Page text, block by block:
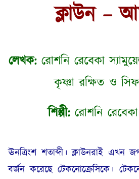
ক্লাউন –
লেখক: রোশনি রেবেকা
কৃষ্ণা রক্ষিত ও
শিল্পী: রোশনি
ঊনত্রিংশ শতাব্দী। ক্লাউনরাই এখন
বর্জন করেছে টেকনোক্রেসিকে।